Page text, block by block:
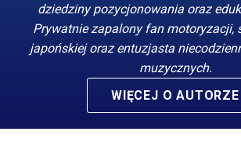
dziedziny pozycjonowania oraz
Prywatnie zapalony fan motoryzacji,
japońskiej oraz entuzjasta
muzycznych.
WIĘCEJ O AUTORZE